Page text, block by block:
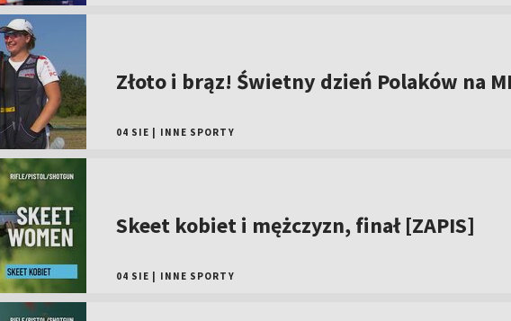
Złoto i brąz! Świetny dzień Polaków na
04 SIE INNE SPORTY
Skeet kobiet i mężczyzn, finał [ZAPIS]
04 SIE INNE SPORTY